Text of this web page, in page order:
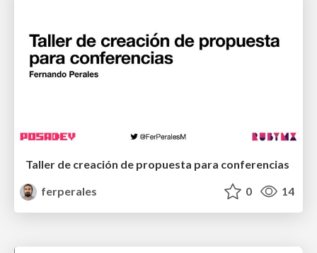
Taller de creación de propuesta para conferencias
ferperales
0 14